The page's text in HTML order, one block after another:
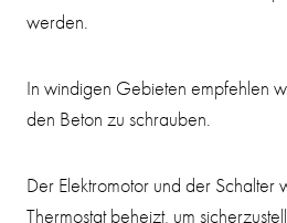
werden.
In windigen Gebieten empfehlen
den Beton zu schrauben.
Der Elektromotor und der Schalter
Thermostat beheizt, um